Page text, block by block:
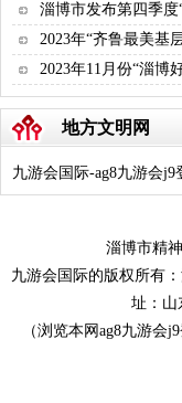
淄博市发布第四季度
2023年“齐鲁最美基
2023年11月份“淄博
地方文明网
九游会国际-ag8九游会j9
淄博市精
九游会国际的版权所有
址：山
（浏览本网ag8九游会